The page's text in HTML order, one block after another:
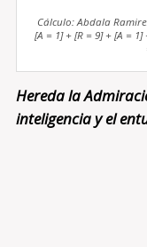
Cálculo: Abdala
[A = 1] + [R = 9] + [A =
Hereda la
inteligencia y el